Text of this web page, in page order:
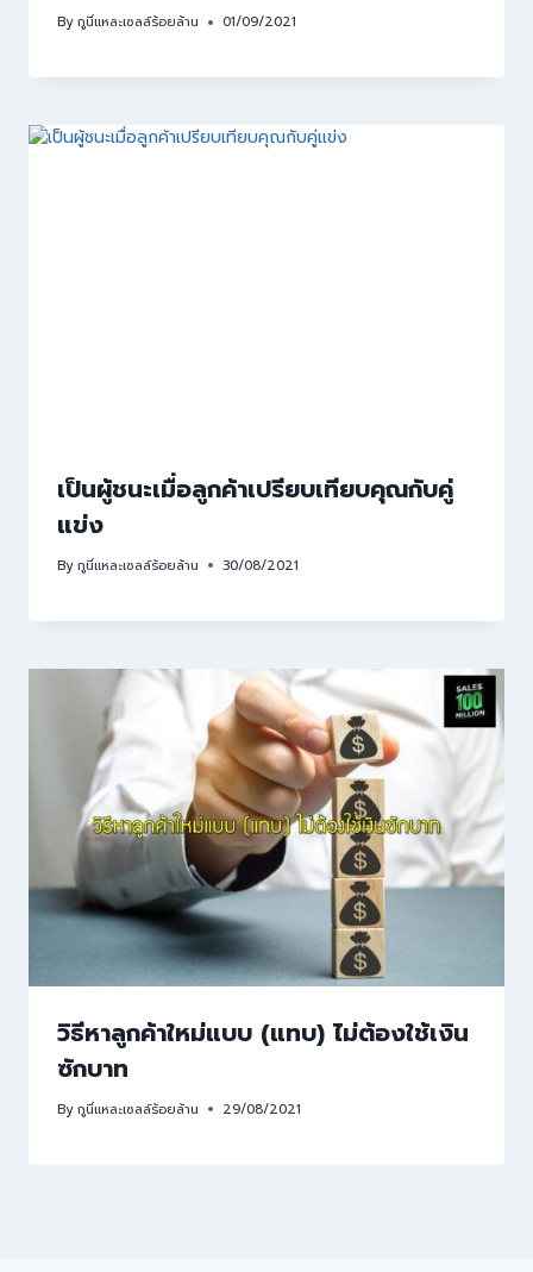
Byกูนี่แหละเซลล์ร้อยล้าน 01/09/2021
เป็นผู้ชนะเมื่อลูกค้าเปรียบเทียบคุณกับคู่
แข่ง
Byกูนี่แหละเซลล์ร้อยล้าน 30/08/2021
วิธีหาลูกค้าใหม่แบบ (แทบ) ไม่ต้องใช้เงิน
ซักบาท
Byกูนี่แหละเซลล์ร้อยล้าน 29/08/2021